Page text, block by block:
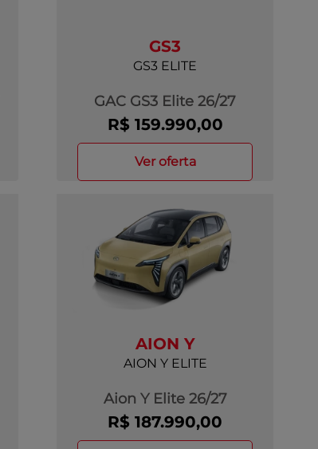
GS3
GS3 ELITE
GAC GS3 Elite 26/27
R$ 159.990,00
ver oferta
AION Y
AION Y ELITE
Aion Y Elite 26/27
R$ 187.990,00